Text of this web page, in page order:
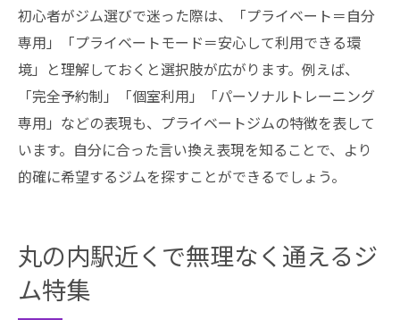
初心者がジム選びで迷った際は、「プライベート＝自分
専用」「プライベートモード＝安心して利用できる環
境」と理解しておくと選択肢が広がります。例えば、
「完全予約制」「個室利用」「パーソナルトレーニング
専用」などの表現も、プライベートジムの特徴を表して
います。自分に合った言い換え表現を知ることで、より
的確に希望するジムを探すことができるでしょう。
丸の内駅近くで無理なく通えるジ
ム特集